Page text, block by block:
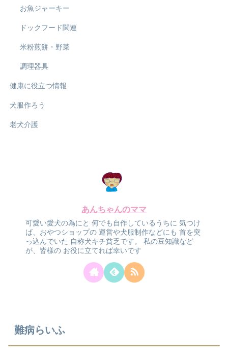
お魚ジャーキー
ドックフード関連
米粉煎餅・野菜
調理器具
健康に役立つ情報
犬服作ろう
老犬介護
あんちゃんのママ
可愛い愛犬の為にと 何でも自作しているうちに 気つけ
ば、おやつショップの 運営や犬服制作などにも 首を突
っ込んでいた 自称犬キチ貧乏です。
私の豆知識など
が、皆様の お役に立てれば幸いです
難病らいふ